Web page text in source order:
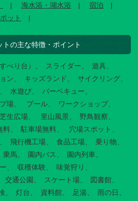
海水浴・湖水浴
宿泊
ット
トの主な特徴・ポイント
べり台） スライダー
遊具
ン キッズランド
サイクリング
水遊び
バーベキュー
場 プール
ワークショップ
芝生広場 里山風景
野鳥観察
料 駐車場無料
穴場スポット
飛行機工場 食品工場
乗り物
乗馬 園内バス
園内列車
収穫体験
味覚狩り
交通公園 スケート場
図書館
灯台 資料館 足湯 雨の日